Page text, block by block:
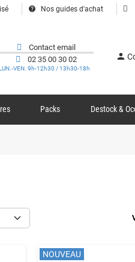
help Nos guides d'achat
Contact email
02 35 00 30 02
VEN. 9h-12h30 / 13h30-18h
person
Packs Destock &
NOUVEAU